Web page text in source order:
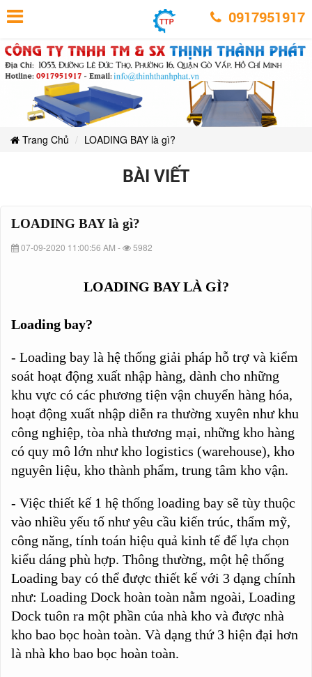
LOADING
BAY
là
gì?
LOADING
là
gì?
LOADING
BAY
là
gì?
LOADING
BAY
gì?
BAY
là
BAY 0917951917
Trang Chủ LOADING BAY là gì?
BÀI VIẾT
LOADING BAY là gì?
07-09-2020 11:00:56 AM - 5982
LOADING BAY LÀ GÌ?
Loading bay?
- Loading bay là hệ thống giải pháp hỗ trợ và kiểm
soát hoạt động xuất nhập hàng, dành cho những
khu vực có các phương tiện vận chuyển hàng hóa,
hoạt động xuất nhập diễn ra thường xuyên như khu
công nghiệp, tòa nhà thương mại, những kho hàng
có quy mô lớn như kho logistics (warehouse), kho
nguyên liệu, kho thành phẩm, trung tâm kho vận.
- Việc thiết kế 1 hệ thống loading bay sẽ tùy thuộc
vào nhiều yếu tố như yêu cầu kiến trúc, thẩm mỹ,
công năng, tính toán hiệu quả kinh tế để lựa chọn
kiểu dáng phù hợp. Thông thường, một hệ thống
Loading bay có thể được thiết kế với 3 dạng chính
như: Loading Dock hoàn toàn nằm ngoài, Loading
Dock tuôn ra một phần của nhà kho và được nhà
kho bao bọc hoàn toàn. Và dạng thứ 3 hiện đại hơn
là nhà kho bao bọc hoàn toàn.